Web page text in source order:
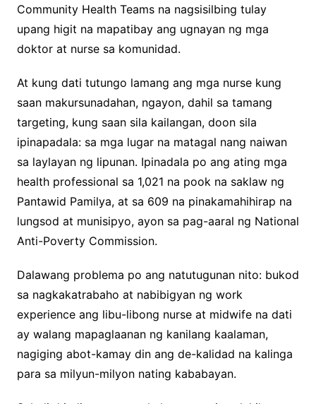
Community Health Teams na nagsisilbing tulay
upang higit na mapatibay ang ugnayan ng mga
doktor at nurse sa komunidad.
At kung dati tutungo lamang ang mga nurse kung
saan makursunadahan, ngayon, dahil sa tamang
targeting, kung saan sila kailangan, doon sila
ipinapadala: sa mga lugar na matagal nang naiwan
sa laylayan ng lipunan. Ipinadala po ang ating mga
health professional sa 1,021 na pook na saklaw ng
Pantawid Pamilya, at sa 609 na pinakamahihirap na
lungsod at munisipyo, ayon sa pag-aaral ng National
Anti-Poverty Commission.
Dalawang problema po ang natutugunan nito: bukod
sa nagkakatrabaho at nabibigyan ng work
experience ang libu-libong nurse at midwife na dati
ay walang mapaglaanan ng kanilang kaalaman,
nagiging abot-kamay din ang de-kalidad na kalinga
para sa milyun-milyon nating kababayan.